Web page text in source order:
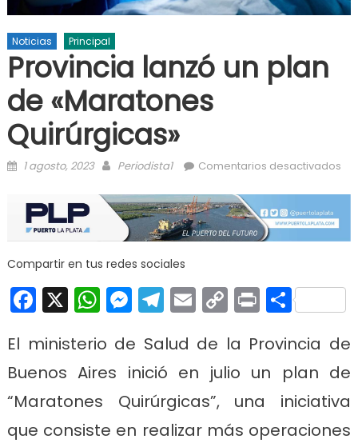
Noticias Principal
Provincia lanzó un plan
de «Maratones
Quirúrgicas»
Posted on
1 agosto, 2023 Author
Periodista1 Comentarios desactivados
Compartir en tus redes sociales
Facebook
X WhatsApp
Messenger
Telegram
EmailCopy
Print
El ministerio de Salud de la Provincia de
Buenos Aires inició en julio un plan de
“Maratones Quirúrgicas”, una iniciativa
que consiste en realizar más operaciones